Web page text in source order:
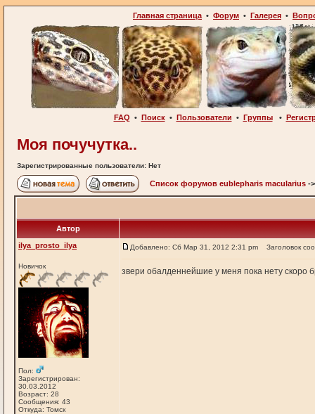
Главная страница • Форум • Галерея •
FAQ • Поиск• Пользователи • Группы•
Моя почучутка..
Зарегистрированные пользователи: Нет
Список форумов eublepharis macularius -
Автор
ilya_prosto_ilya
Новичок
Пол:
Зарегистрирован:
30.03.2012
Возраст: 28
Сообщения: 43
Откуда: Томск
Добавлено: Сб Мар 31, 2012 2:31 pm Заголовок
звери обалденнейшие у меня пока нету скоро